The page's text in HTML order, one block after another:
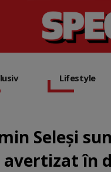
Lifestyle
Seleși
avertizat în